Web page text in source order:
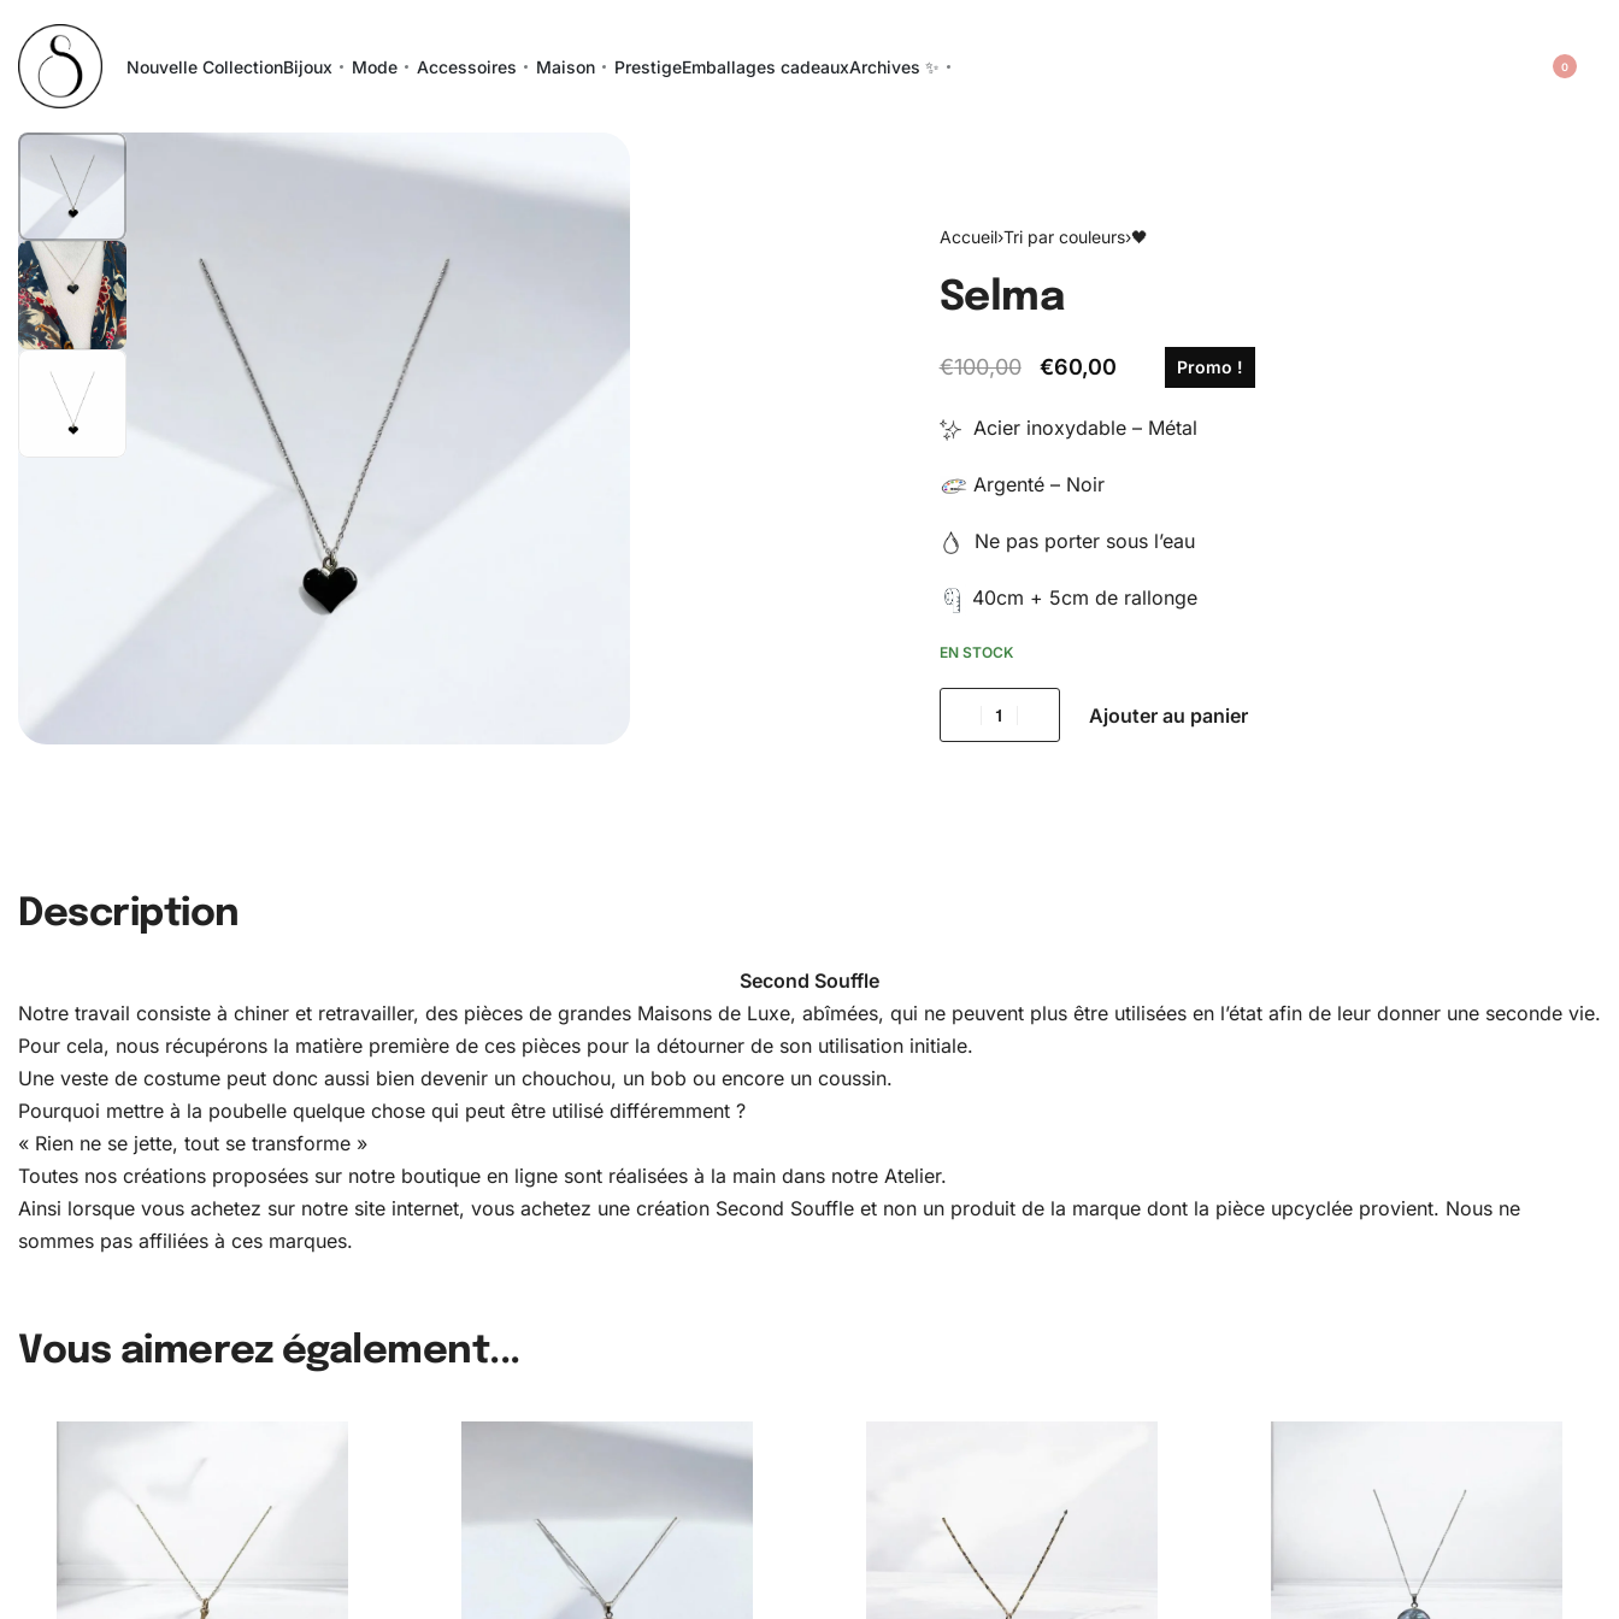
Nouvelle CollectionBijoux Mode Accessoires Maison PrestigeEmballages cadeauxArchives ✨ 0
Accueil›Tri par couleurs›🖤
Selma
€100,00 €60,00 Promo !
Acier inoxydable – Métal
Argenté – Noir
Ne pas porter sous l’eau
40cm + 5cm de rallonge
EN STOCK
Ajouter au panier
Description
Second Souffle
Notre travail consiste à chiner et retravailler, des pièces de grandes Maisons de Luxe, abîmées, qui ne peuvent plus être utilisées en l’état afin de leur donner une seconde vie.
Pour cela, nous récupérons la matière première de ces pièces pour la détourner de son utilisation initiale.
Une veste de costume peut donc aussi bien devenir un chouchou, un bob ou encore un coussin.
Pourquoi mettre à la poubelle quelque chose qui peut être utilisé différemment ?
« Rien ne se jette, tout se transforme »
Toutes nos créations proposées sur notre boutique en ligne sont réalisées à la main dans notre Atelier.
Ainsi lorsque vous achetez sur notre site internet, vous achetez une création Second Souffle et non un produit de la marque dont la pièce upcyclée provient. Nous ne
sommes pas affiliées à ces marques.
Vous aimerez également...